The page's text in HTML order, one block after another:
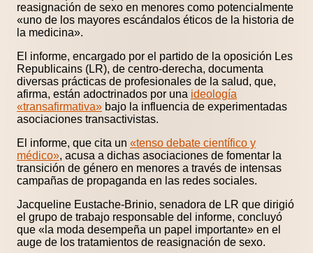
reasignación de sexo en menores como potencialmente
«uno de los mayores escándalos éticos de la historia de
la medicina».
El informe, encargado por el partido de la oposición Les
Republicains (LR), de centro-derecha, documenta
diversas prácticas de profesionales de la salud, que,
afirma, están adoctrinados por una ideología
«transafirmativa» bajo la influencia de experimentadas
asociaciones transactivistas.
El informe, que cita un «tenso debate científico y
médico», acusa a dichas asociaciones de fomentar la
transición de género en menores a través de intensas
campañas de propaganda en las redes sociales.
Jacqueline Eustache-Brinio, senadora de LR que dirigió
el grupo de trabajo responsable del informe, concluyó
que «la moda desempeña un papel importante» en el
auge de los tratamientos de reasignación de sexo.